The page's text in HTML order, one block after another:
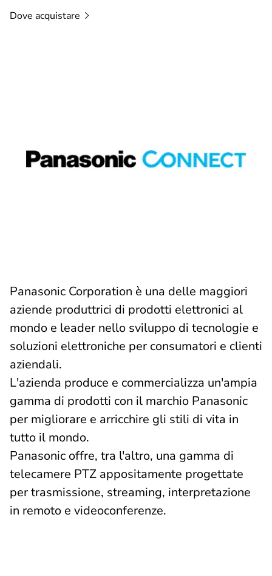
Dove acquistare
Panasonic Corporation è una delle maggiori
aziende produttrici di prodotti elettronici al
mondo e leader nello sviluppo di tecnologie e
soluzioni elettroniche per consumatori e clienti
aziendali.
L'azienda produce e commercializza un'ampia
gamma di prodotti con il marchio Panasonic
per migliorare e arricchire gli stili di vita in
tutto il mondo.
Panasonic offre, tra l'altro, una gamma di
telecamere PTZ appositamente progettate
per trasmissione, streaming, interpretazione
in remoto e videoconferenze.